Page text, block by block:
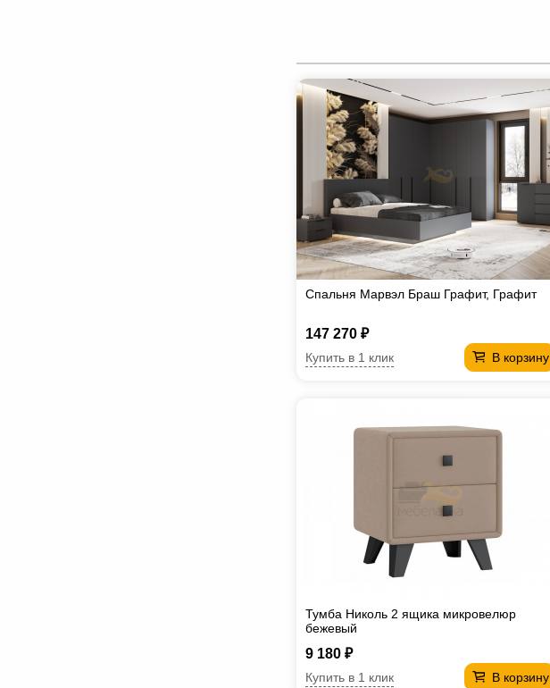
Спальня Марвэл Браш Графит, Графит
147 270 ₽
В корзину
Купить в 1 клик
Тумба Николь 2 ящика микровелюр
бежевый
9 180 ₽
В корзину
Купить в 1 клик